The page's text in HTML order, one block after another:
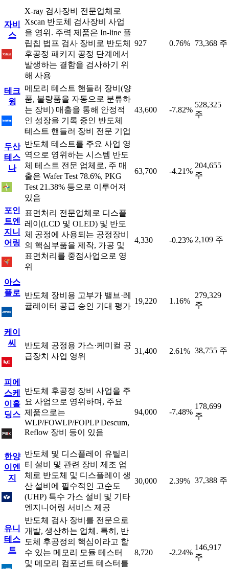
자비
스
X-ray 검사장비 전문업체로
Xscan 반도체 검사장비 사업
을 영위. 주력 제품은 In-line 플
립칩 법프 검사 장비로 반도체
후공정 패키지 공정 단계에서
발생하는 결함을 검사하기 위
해 사용
927 0.76% 73,368 주
테크
윙
메모리 테스트 핸들러 장비(양
품, 불량품을 자동으로 분류하
는 장비) 매출을 통해 안정적
인 성장을 기록 중인 반도체
테스트 핸들러 장비 전문 기업
43,600 -7.82%
528,325
주
두산
테스
나
반도체 테스트를 주요 사업 영
역으로 영위하는 시스템 반도
체 테스트 전문 업체로, 주 매
출은 Wafer Test 78.6%, PKG
Test 21.38% 등으로 이루어져
있음
63,700 -4.21%
204,655
주
포인
트엔
지니
어링
표면처리 전문업체로 디스플
레이(LCD 및 OLED) 및 반도
체 공정에 사용되는 공정장비
의 핵심부품을 제작, 가공 및
표면처리를 중점사업으로 영
위
4,330 -0.23% 2,109 주
아스
플로 반도체 장비용 고부가 밸브·레
귤레이터 공급 승인 기대 평가
19,220 1.16%
279,329
주
케이
씨
반도체 공정용 가스·케미컬 공
급장치 사업 영위
31,400 2.61% 38,755 주
피에
스케
이홀
딩스
반도체 후공정 장비 사업을 주
요 사업으로 영위하며, 주요
제품으로는
WLP/FOWLP/FOPLP Descum,
Reflow 장비 등이 있음
94,000 -7.48%
178,699
주
한양
이엔
지
반도체 및 디스플레이 유틸리
티 설비 및 관련 장비 제조 업
체로 반도체 및 디스플레이 생
산 설비에 필수적인 고순도
(UHP) 특수 가스 설비 및 기타
엔지니어링 서비스 제공
30,000 2.39% 37,388 주
유니
테스
트
반도체 검사 장비를 전문으로
개발, 생산하는 업체. 특히, 반
도체 후공정의 핵심이라고 할
수 있는 메모리 모듈 테스터
및 메모리 컴포넌트 테스터를
8,720 -2.24%
146,917
주